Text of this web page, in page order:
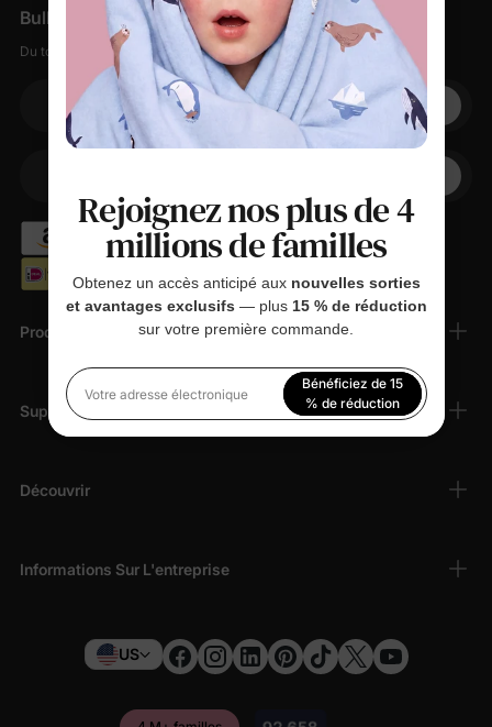
Produits
Support Client
Découvrir
Informations Sur L'entreprise
Bulletin d'information
Du tout doux, des petites remises, zéro spam.
Votre adresse électronique
US
Rejoignez nos plus de 4
millions de familles
Obtenez un accès anticipé aux nouvelles sorties
et avantages exclusifs — plus 15 % de réduction
sur votre première commande.
Votre adresse électronique
Bénéficiez de 15
% de réduction